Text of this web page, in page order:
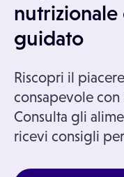
guidato
Riscopri il
consapevole
Consulta gli
ricevi consigli